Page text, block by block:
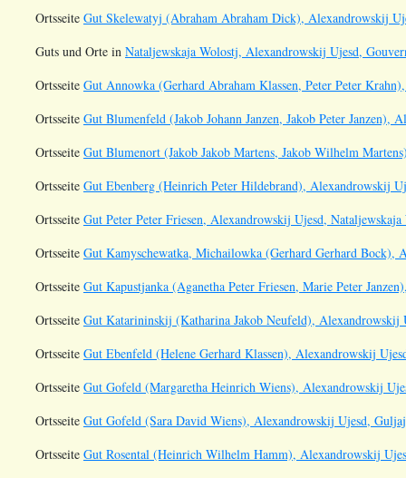
Ortsseite Gut Skelewatyj (Abraham Abraham Dick), Alexandrowskij
Guts und Orte in Nataljewskaja Wolostj, Alexandrowskij Ujesd,
Ortsseite Gut Annowka (Gerhard Abraham Klassen, Peter Peter
Ortsseite Gut Blumenfeld (Jakob Johann Janzen, Jakob Peter Janzen),
Ortsseite Gut Blumenort (Jakob Jakob Martens, Jakob Wilhelm
Ortsseite Gut Ebenberg (Heinrich Peter Hildebrand), Alexandrowskij
Ortsseite Gut Peter Peter Friesen, Alexandrowskij Ujesd,
Ortsseite Gut Kamyschewatka, Michailowka (Gerhard Gerhard Bock),
Ortsseite Gut Kapustjanka (Aganetha Peter Friesen, Marie Peter
Ortsseite Gut Katarininskij (Katharina Jakob Neufeld), Alexandrowskij
Ortsseite Gut Ebenfeld (Helene Gerhard Klassen), Alexandrowskij
Ortsseite Gut Gofeld (Margaretha Heinrich Wiens), Alexandrowskij
Ortsseite Gut Gofeld (Sara David Wiens), Alexandrowskij Ujesd,
Ortsseite Gut Rosental (Heinrich Wilhelm Hamm), Alexandrowskij